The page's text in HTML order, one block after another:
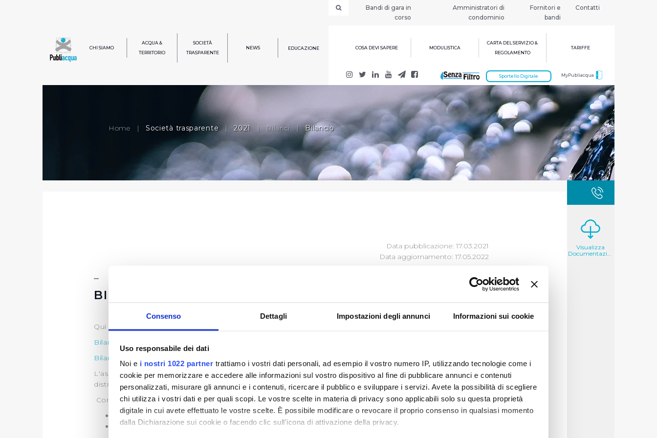
Consenso Dettagli Impostazioni degli annunci Informazioni sui cookie
Uso responsabile dei dati
Noi e i nostri 1022 partner trattiamo i vostri dati personali, ad esempio il vostro numero IP, utilizzando tecnologie come i
cookie per memorizzare e accedere alle informazioni sul vostro dispositivo al fine di pubblicare annunci e contenuti
personalizzati, misurare gli annunci e i contenuti, ricercare il pubblico e sviluppare i servizi. Avete la possibilità di scegliere
chi utilizza i vostri dati e per quali scopi. Le vostre scelte in materia di privacy sono applicabili solo su questa proprietà
digitale in cui avete effettuato le vostre scelte. È possibile modificare o revocare il proprio consenso in qualsiasi momento
dalla Dichiarazione sui cookie o facendo clic sull'icona di attivazione della privacy.
Bandi di gara in
corso
Amministratori di
condominio
Fornitori e
bandi
Contatti
CHI SIAMO
ACQUA &
TERRITORIO
SOCIETÀ
TRASPARENTE
NEWS EDUCAZIONE COSA DEVI SAPERE MODULISTICA
CARTA DEL SERVIZIO &
REGOLAMENTO
TARIFFE
MyPubliacqua
Sportello Digitale
Home | Società trasparente | 2021 | Bilanci | Bilancio
Data pubblicazione: 17.03.2021
Data aggiornamento: 17.05.2022
BILANCIO
Qui puoi trovare gli ultimi
Bilancio 2021
Bilancio 2020
L'assemblea dei soci Publiacqua in data 29 aprile 2021 ha approvato il bilancio di esercizio 2020, deliberando una
distribuzione di utili pari a euro 16.621.279 .
Come deliberato la distribuzione degli utili è vincolata:
all'ottenimento del consenso dell'ente finanziatore;
al reperimento entro il 31/12/21 di un ulteriore finanziamento nella misura necessaria a dare esecuzione alla
Visualizza
Documentazione